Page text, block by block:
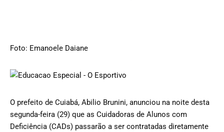
Foto: Emanoele Daiane
O prefeito de Cuiabá, Abilio Brunini, anunciou na noite desta
segunda-feira (29) que as Cuidadoras de Alunos com
Deficiência (CADs) passarão a ser contratadas diretamente